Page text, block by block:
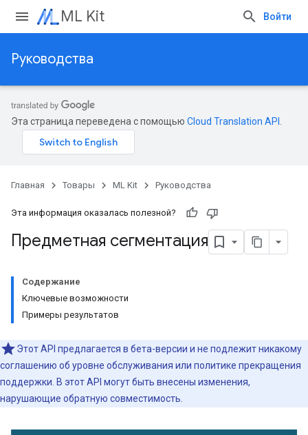
ML Kit Войти
Руководства
Эта страница переведена с помощью Cloud Translation API
Главная Товары ML Kit Руководства
Эта информация оказалась полезной?
Предметная сегментация
Содержание
Ключевые возможности
Примеры результатов
Этот API предлагается в бета-версии и не подлежит никакому
соглашению об уровне обслуживания или политике прекращения
поддержки. В этот API могут быть внесены изменения,
нарушающие обратную совместимость.